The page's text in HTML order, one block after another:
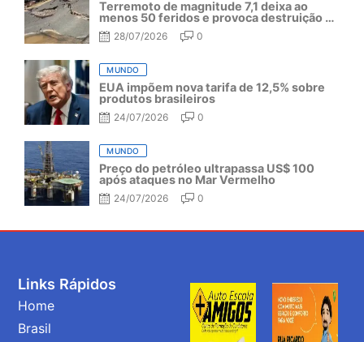
Terremoto de magnitude 7,1 deixa ao
menos 50 feridos e provoca destruição no
Japão
28/07/2026 0
MUNDO
EUA impõem nova tarifa de 12,5% sobre
produtos brasileiros
24/07/2026 0
MUNDO
Preço do petróleo ultrapassa US$ 100
após ataques no Mar Vermelho
24/07/2026 0
Links Rápidos
Home
Brasil